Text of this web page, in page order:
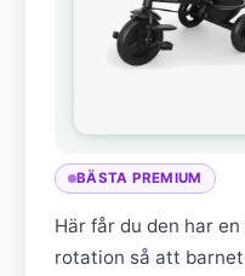
BÄSTA PREMIUM
Här får du den har
rotation så att